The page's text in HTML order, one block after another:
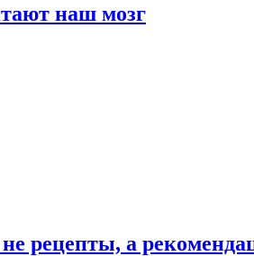
наш мозг
рецепты, а